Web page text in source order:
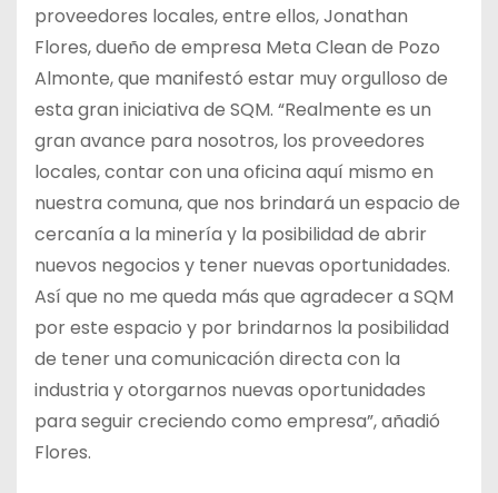
proveedores locales, entre ellos, Jonathan
Flores, dueño de empresa Meta Clean de Pozo
Almonte, que manifestó estar muy orgulloso de
esta gran iniciativa de SQM. “Realmente es un
gran avance para nosotros, los proveedores
locales, contar con una oficina aquí mismo en
nuestra comuna, que nos brindará un espacio de
cercanía a la minería y la posibilidad de abrir
nuevos negocios y tener nuevas oportunidades.
Así que no me queda más que agradecer a SQM
por este espacio y por brindarnos la posibilidad
de tener una comunicación directa con la
industria y otorgarnos nuevas oportunidades
para seguir creciendo como empresa”, añadió
Flores.